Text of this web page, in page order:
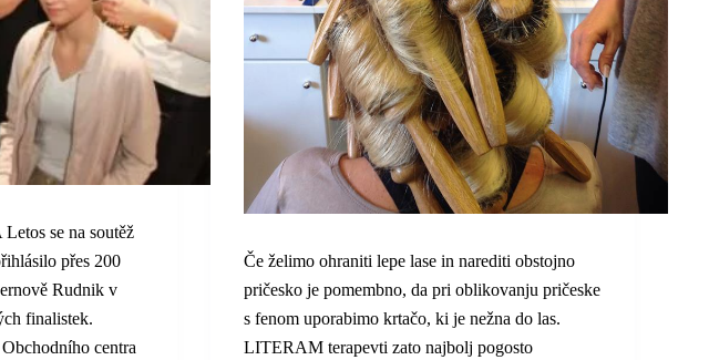
se na soutěž
přes 200
Rudnik v
finalistek.
centra
Če želimo ohraniti lepe lase in narediti obstojno
pričesko je pomembno, da pri oblikovanju pričeske
s fenom uporabimo krtačo, ki je nežna do las.
LITERAM terapevti zato najbolj pogosto